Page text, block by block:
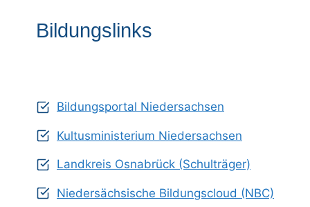
Bildungslinks
Bildungsportal Niedersachsen
Kultusministerium Niedersachsen
Landkreis Osnabrück (Schulträger)
Niedersächsische Bildungscloud (NBC)